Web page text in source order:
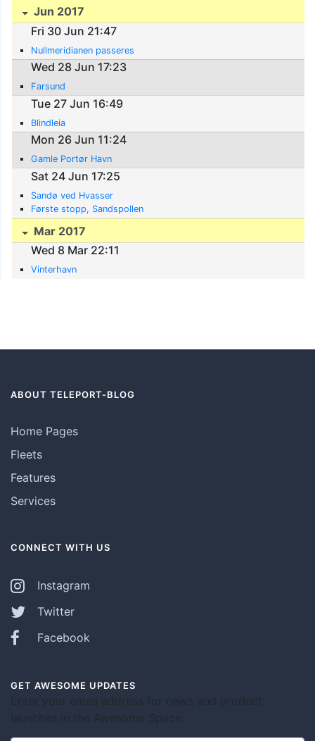
Jun 2017
Fri 30 Jun 21:47
Nullmeridianen passeres
Wed 28 Jun 17:23
Farsund
Tue 27 Jun 16:49
Blindleia
Mon 26 Jun 11:24
Gamle Portør Havn
Sat 24 Jun 17:25
Sandø ved Hvasser
Første stopp, Sandspollen
Mar 2017
Wed 8 Mar 22:11
Vinterhavn
ABOUT TELEPORT-BLOG
Home Pages
Fleets
Features
Services
CONNECT WITH US
Instagram
Twitter
Facebook
GET AWESOME UPDATES
Enter your email address for news and product
launches in the Awesome Space.